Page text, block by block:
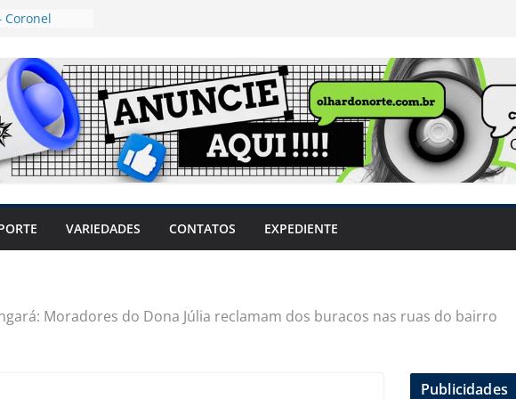
Coronel
mulheres
travar o
produtores
sem
sintomas,
VARIEDADES CONTATOS EXPEDIENTE
Moradores do Dona Júlia reclamam dos buracos nas ruas do bairro
Publicidades